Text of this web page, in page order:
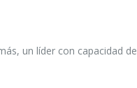
un líder con capacidad de